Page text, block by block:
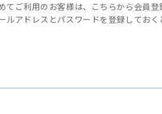
てご利用のお客様は、こちらから会員登
ルアドレスとパスワードを登録してお